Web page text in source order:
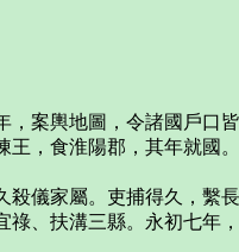
案輿地圖，令諸國戶口
，食淮陽郡，其年就國
儀家屬。吏捕得久，繫
、扶溝三縣。永初七年